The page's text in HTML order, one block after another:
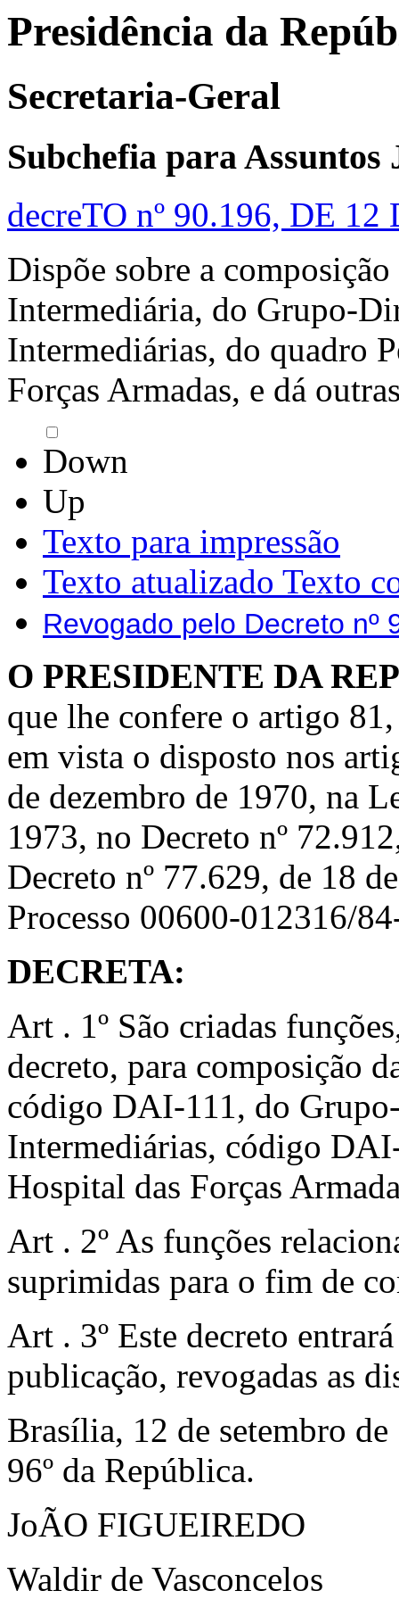
Presidência da
Secretaria-Geral
Subchefia para Assuntos
decreTO nº 90.196, DE
Dispõe sobre a
Intermediária, do Grupo-
Intermediárias, do quadro
Forças Armadas, e dá
Down
Up
Texto para impressão
Texto atualizado Texto
Revogado pelo Decreto nº
O PRESIDENTE DA
que lhe confere o artigo
em vista o disposto nos
de dezembro de 1970, na
1973, no Decreto nº
Decreto nº 77.629, de 18
Processo 00600-012316/
DECRETA:
Art . 1º São criadas
decreto, para composição
código DAI-111, do
Intermediárias, código
Hospital das Forças
Art . 2º As funções
suprimidas para o fim de
Art . 3º Este decreto
publicação, revogadas as
Brasília, 12 de setembro
96º da República.
JoÃO FIGUEIREDO
Waldir de Vasconcelos